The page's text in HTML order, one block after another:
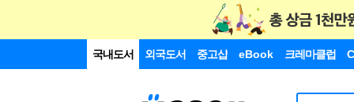
국내도서 외국도서 중고샵 eBook 크레마클럽